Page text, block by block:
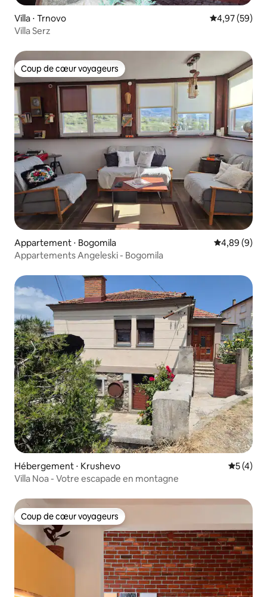
Villa ⋅ Trnovo Évaluation
4,97 (59)
Villa Serz
Coup de cœur voyageurs
Coup de cœur voyageurs
Appartement ⋅ Bogomila Évaluation
4,89 (9)
Appartements Angeleski - Bogomila
Hébergement ⋅ Krushevo
5 (4)
Villa Noa - Votre escapade en montagne
Coup de cœur voyageurs
Coup de cœur voyageurs